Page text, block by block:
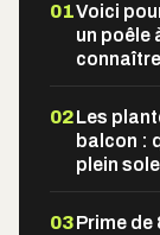
01Voici
un poêle
02Les
balcon :
plein
03Prime de